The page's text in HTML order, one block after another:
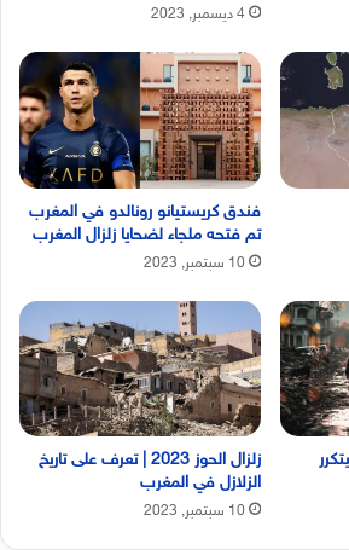
4 ديسمبر, 2023
فندق كريستيانو رونالدو في المغرب
تم فتحه ملجاء لضحايا زلزال المغرب
10 سبتمبر, 2023
زلزال الحوز 2023 | تعرف على تاريخ
الزلازل في المغرب
10 سبتمبر, 2023